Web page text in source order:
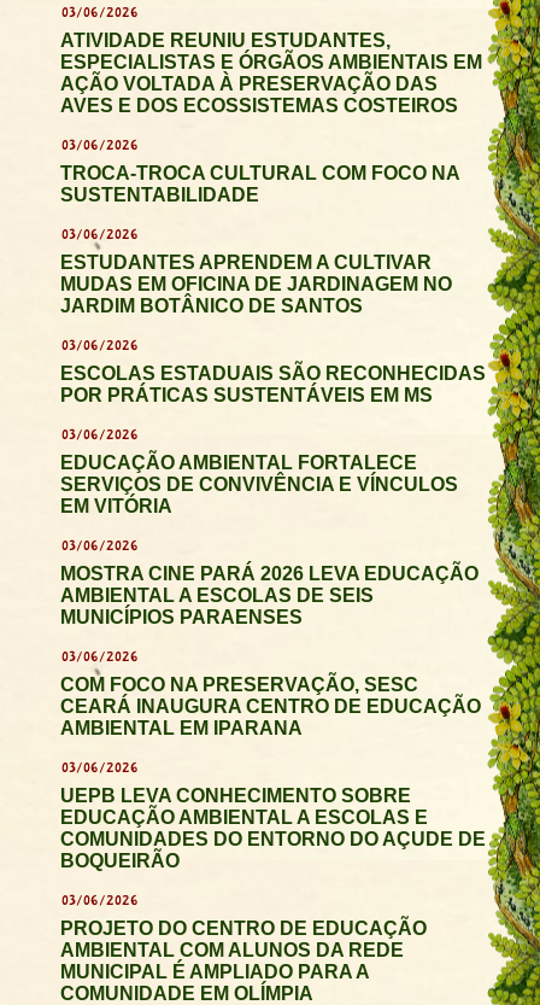
03/06/2026
ATIVIDADE REUNIU ESTUDANTES,
ESPECIALISTAS E ÓRGÃOS AMBIENTAIS EM
AÇÃO VOLTADA À PRESERVAÇÃO DAS
AVES E DOS ECOSSISTEMAS COSTEIROS
03/06/2026
TROCA-TROCA CULTURAL COM FOCO NA
SUSTENTABILIDADE
03/06/2026
ESTUDANTES APRENDEM A CULTIVAR
MUDAS EM OFICINA DE JARDINAGEM NO
JARDIM BOTÂNICO DE SANTOS
03/06/2026
ESCOLAS ESTADUAIS SÃO RECONHECIDAS
POR PRÁTICAS SUSTENTÁVEIS EM MS
03/06/2026
EDUCAÇÃO AMBIENTAL FORTALECE
SERVIÇOS DE CONVIVÊNCIA E VÍNCULOS
EM VITÓRIA
03/06/2026
MOSTRA CINE PARÁ 2026 LEVA EDUCAÇÃO
AMBIENTAL A ESCOLAS DE SEIS
MUNICÍPIOS PARAENSES
03/06/2026
COM FOCO NA PRESERVAÇÃO, SESC
CEARÁ INAUGURA CENTRO DE EDUCAÇÃO
AMBIENTAL EM IPARANA
03/06/2026
UEPB LEVA CONHECIMENTO SOBRE
EDUCAÇÃO AMBIENTAL A ESCOLAS E
COMUNIDADES DO ENTORNO DO AÇUDE DE
BOQUEIRÃO
03/06/2026
PROJETO DO CENTRO DE EDUCAÇÃO
AMBIENTAL COM ALUNOS DA REDE
MUNICIPAL É AMPLIADO PARA A
COMUNIDADE EM OLÍMPIA